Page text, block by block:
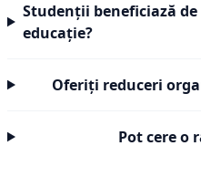
Studenții beneficiază
educație?
Oferiți reduceri
Pot cere o